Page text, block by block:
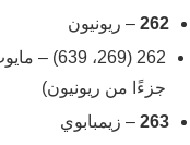
262 – ريونيون
جزءًا من ريونيون)
263 – زيمبابوي